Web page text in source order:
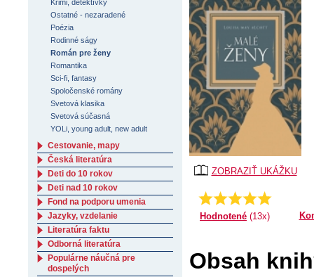
ZOBRAZIŤ UKÁŽKU
Priemer:
4.69230769230769
Hodnotené (13x)
Obsah
Krimi, detektívky
Ostatné - nezaradené
Poézia
Rodinné ságy
Román pre ženy
Romantika
Sci-fi, fantasy
Spoločenské romány
Svetová klasika
Svetová súčasná
YOLi, young adult, new adult
Cestovanie, mapy
Česká literatúra
Deti do 10 rokov
Deti nad 10 rokov
Fond na podporu umenia
Jazyky, vzdelanie
Literatúra faktu
Odborná literatúra
Populárne náučná pre
dospelých